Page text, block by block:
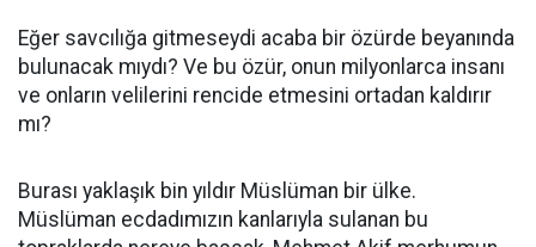
Eğer savcılığa gitmeseydi acaba bir özürde beyanında
bulunacak mıydı? Ve bu özür, onun milyonlarca insanı
ve onların velilerini rencide etmesini ortadan kaldırır
mı?
Burası yaklaşık bin yıldır Müslüman bir ülke.
Müslüman ecdadımızın kanlarıyla sulanan bu